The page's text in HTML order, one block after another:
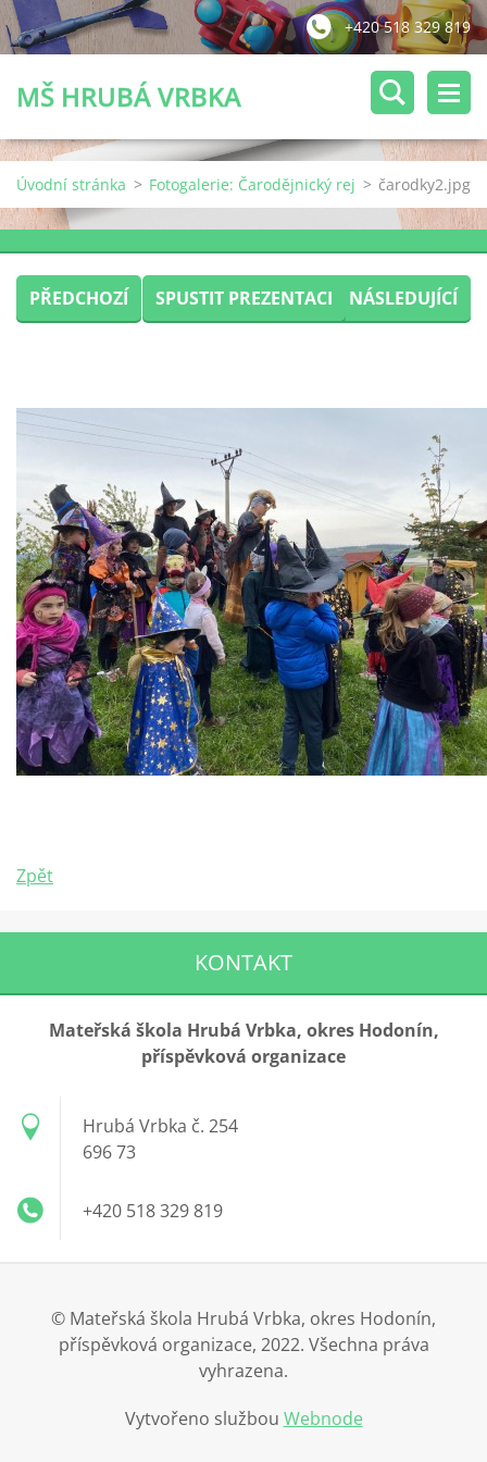
+420 518 329 819
MŠ HRUBÁ VRBKA
Úvodní stránka > Fotogalerie: Čarodějnický rej > čarodky2.jpg
PŘEDCHOZÍ SPUSTIT PREZENTACI NÁSLEDUJÍCÍ
Zpět
KONTAKT
Mateřská škola Hrubá Vrbka, okres Hodonín,
příspěvková organizace
Hrubá Vrbka č. 254
696 73
+420 518 329 819
© Mateřská škola Hrubá Vrbka, okres Hodonín,
příspěvková organizace, 2022. Všechna práva
vyhrazena.
Vytvořeno službou Webnode